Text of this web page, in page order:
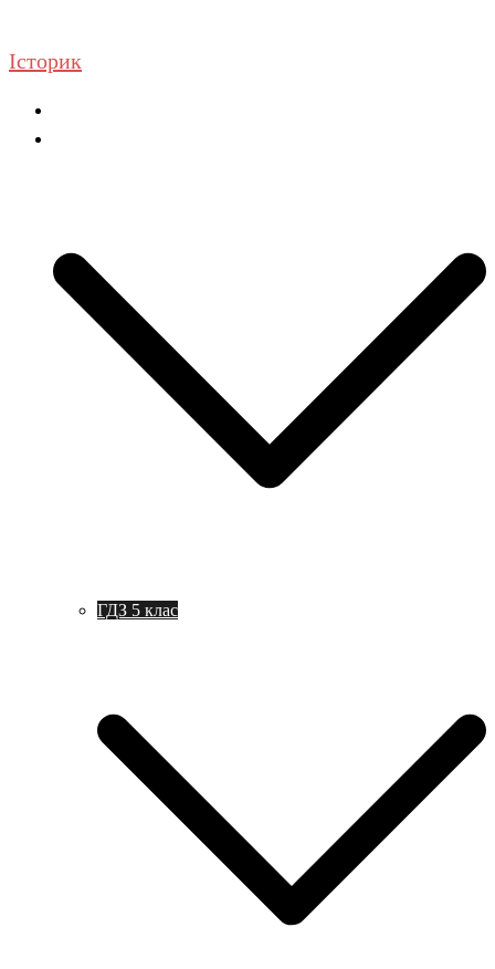
до
вмісту
Історик
ГДЗ 5 клас